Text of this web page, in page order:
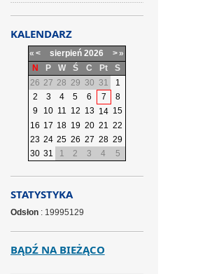
KALENDARZ
« < sierpień 2026 >»
N
P W Ś C Pt
S
26 27 28 29 30 31
1
2
3 4 5 6 7
8
9
10 11 12 13 14 15
16 17 18 19 20 21 22
23 24 25 26 27 28 29
30 31 1 2 3 4 5
STATYSTYKA
Odsłon: 19995129
BĄDŹ NA BIEŻĄCO